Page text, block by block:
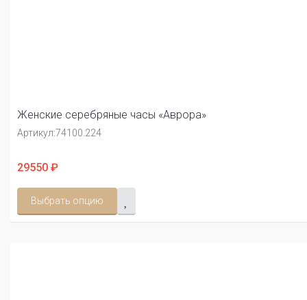
Женские серебряные часы «Аврора»
Артикул:74100.224
29550 ₽
Выбрать опцию